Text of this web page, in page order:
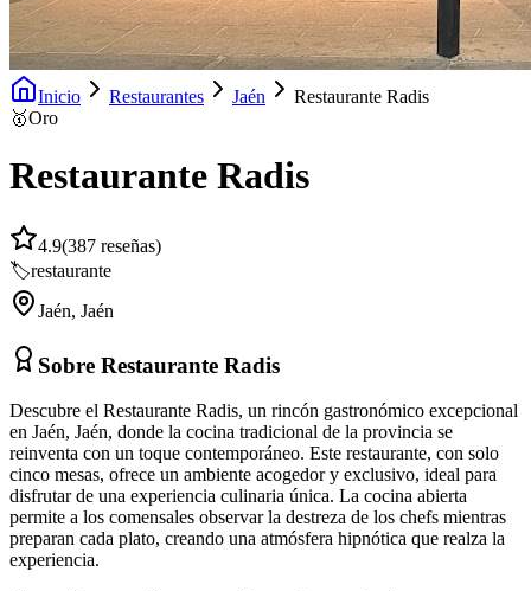
Inicio Restaurantes Jaén
Restaurante Radis
🥇Oro
Restaurante Radis
4.9(387 reseñas)
🏷️restaurante
Jaén, Jaén
Sobre Restaurante Radis
Descubre el Restaurante Radis, un rincón gastronómico excepcional
en Jaén, Jaén, donde la cocina tradicional de la provincia se
reinventa con un toque contemporáneo. Este restaurante, con solo
cinco mesas, ofrece un ambiente acogedor y exclusivo, ideal para
disfrutar de una experiencia culinaria única. La cocina abierta
permite a los comensales observar la destreza de los chefs mientras
preparan cada plato, creando una atmósfera hipnótica que realza la
experiencia.